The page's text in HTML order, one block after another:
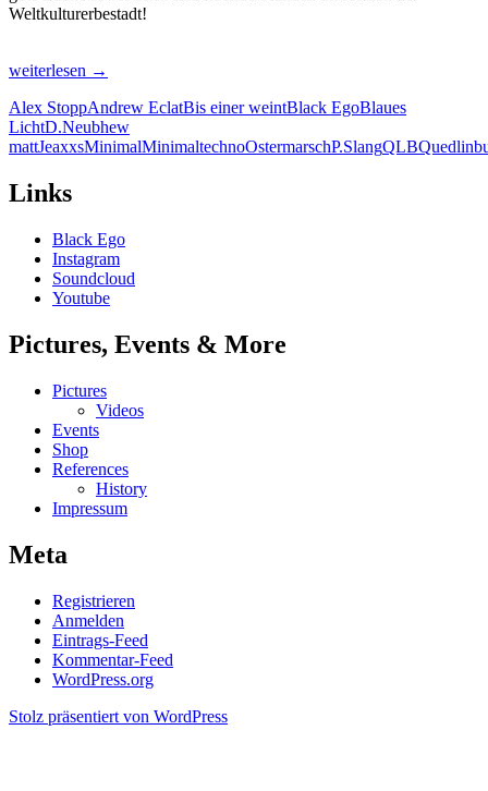
Weltkulturerbestadt!
Bilder:
Ego’s
Ostermarsch
Wipertihof
|
15.04.17
weiterlesen →
Alex StoppAndrew EclatBis einer weintBlack EgoBlaues
LichtD.Neubhew
mattJeaxxsMinimalMinimaltechnoOstermarschP.SlangQLB
Links
Black Ego
Instagram
Soundcloud
Youtube
Pictures, Events & More
Pictures
Videos
Events
Shop
References
History
Impressum
Meta
Registrieren
Anmelden
Eintrags-Feed
Kommentar-Feed
WordPress.org
Stolz präsentiert von WordPress